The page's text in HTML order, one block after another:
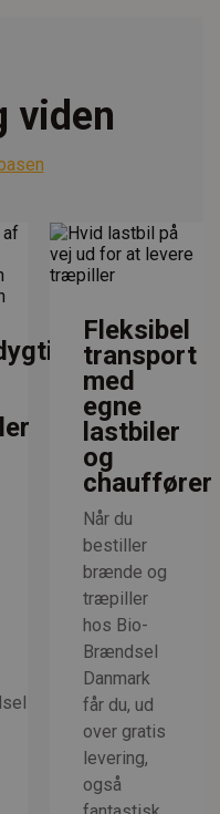
viden
Fleksibel
transport
med
egne
lastbiler
og
chauffører
Når du
bestiller
brænde og
træpiller
hos Bio-
Brændsel
Danmark
får du, ud
over gratis
levering,
også